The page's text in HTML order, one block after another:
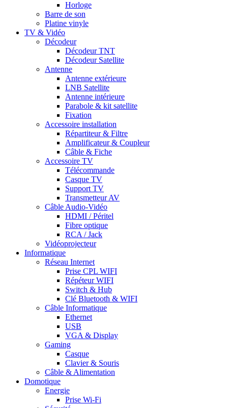
Horloge
Barre de son
Platine vinyle
TV & Vidéo
Décodeur
Décodeur TNT
Décodeur Satellite
Antenne
Antenne extérieure
LNB Satellite
Antenne intérieure
Parabole & kit satellite
Fixation
Accessoire installation
Répartiteur & Filtre
Amplificateur & Coupleur
Câble & Fiche
Accessoire TV
Télécommande
Casque TV
Support TV
Transmetteur AV
Câble Audio-Vidéo
HDMI / Péritel
Fibre optique
RCA / Jack
Vidéoprojecteur
Informatique
Réseau Internet
Prise CPL WIFI
Répéteur WIFI
Switch & Hub
Clé Bluetooth & WIFI
Câble Informatique
Ethernet
USB
VGA & Display
Gaming
Casque
Clavier & Souris
Câble & Alimentation
Domotique
Energie
Prise Wi-Fi